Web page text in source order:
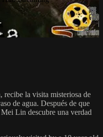
la visita misteriosa de
de agua. Después de que
Mei Lin descubre una verdad